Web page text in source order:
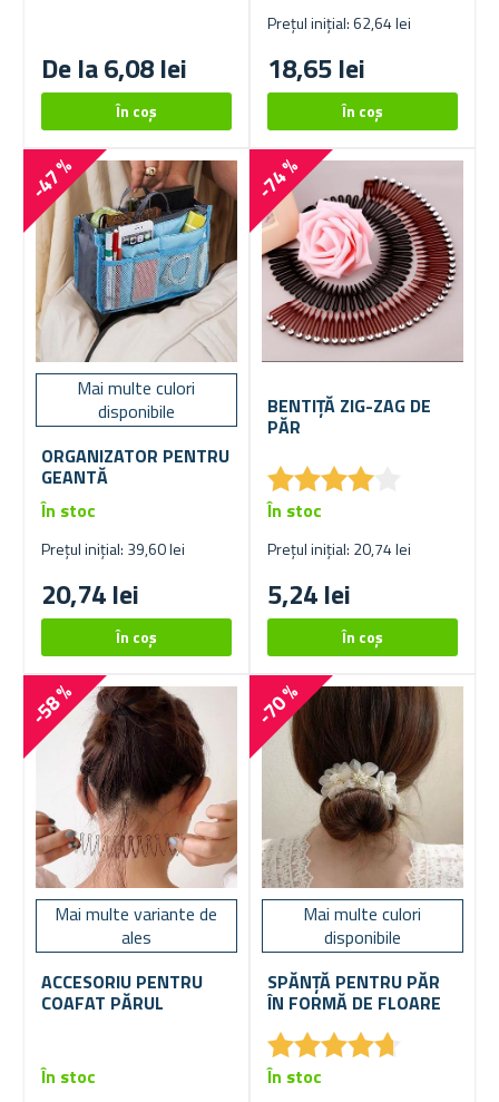
De la 6,08 lei
Prețul inițial: 62,64 lei
18,65 lei
-47 %
Mai multe culori
disponibile
ORGANIZATOR PENTRU
GEANTĂ
Prețul inițial: 39,60 lei
20,74 lei
În stoc
-74 %
BENTIȚĂ ZIG-ZAG DE
PĂR
★★★★
★★★★
Prețul inițial: 20,74 lei
5,24 lei
În stoc
-58 %
Mai multe variante de
ales
ACCESORIU PENTRU
COAFAT PĂRUL
În stoc
-70 %
Mai multe culori
disponibile
SPĂNȚĂ PENTRU PĂR
ÎN FORMĂ DE FLOARE
★★★★★
★★★★★
În stoc